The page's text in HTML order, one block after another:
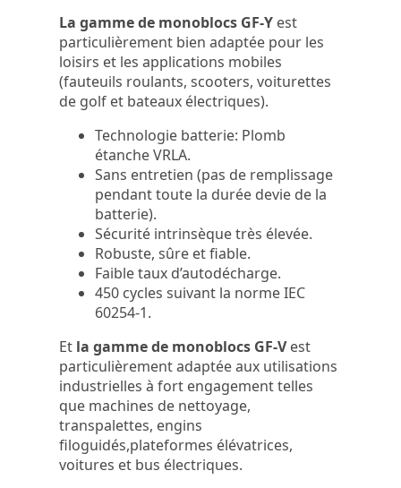
La gamme de monoblocs GF-Y est
particulièrement bien adaptée pour les
loisirs et les applications mobiles
(fauteuils roulants, scooters, voiturettes
de golf et bateaux électriques).
Technologie batterie: Plomb
étanche VRLA.
Sans entretien (pas de remplissage
pendant toute la durée devie de la
batterie).
Sécurité intrinsèque très élevée.
Robuste, sûre et fiable.
Faible taux d’autodécharge.
450 cycles suivant la norme IEC
60254-1.
Et la gamme de monoblocs GF-Vest
particulièrement adaptée aux utilisations
industrielles à fort engagement telles
que machines de nettoyage,
transpalettes, engins
filoguidés,plateformes élévatrices,
voitures et bus électriques.